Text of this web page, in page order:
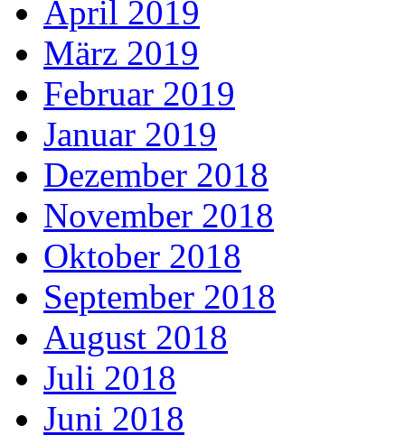
April 2019
März 2019
Februar 2019
Januar 2019
Dezember 2018
November 2018
Oktober 2018
September 2018
August 2018
Juli 2018
Juni 2018